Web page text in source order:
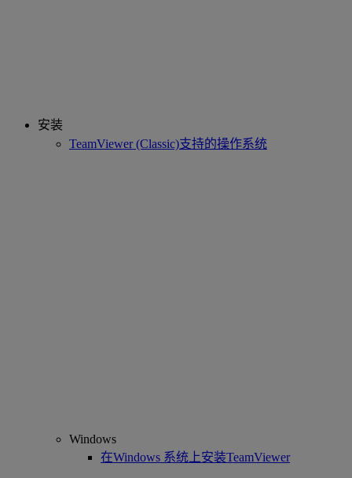
安装
TeamViewer (Classic)支持的操作系统
Windows
在Windows 系统上安装TeamViewer